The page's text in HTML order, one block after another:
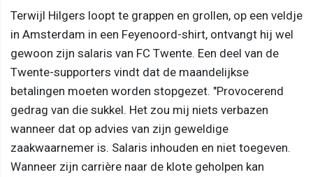
Terwijl Hilgers loopt te grappen en grollen, op een veldje
in Amsterdam in een Feyenoord-shirt, ontvangt hij wel
gewoon zijn salaris van FC Twente. Een deel van de
Twente-supporters vindt dat de maandelijkse
betalingen moeten worden stopgezet. "Provocerend
gedrag van die sukkel. Het zou mij niets verbazen
wanneer dat op advies van zijn geweldige
zaakwaarnemer is. Salaris inhouden en niet toegeven.
Wanneer zijn carrière naar de klote geholpen kan